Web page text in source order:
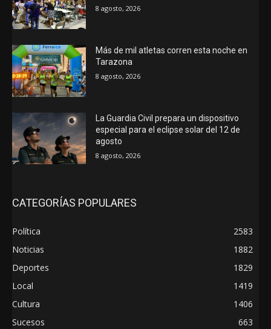
8 agosto, 2026
Más de mil atletas corren esta noche en
Tarazona
8 agosto, 2026
La Guardia Civil prepara un dispositivo
especial para el eclipse solar del 12 de
agosto
8 agosto, 2026
CATEGORÍAS POPULARES
Política
2583
Noticias
1882
Deportes
1829
Local
1419
Cultura
1406
Sucesos
663